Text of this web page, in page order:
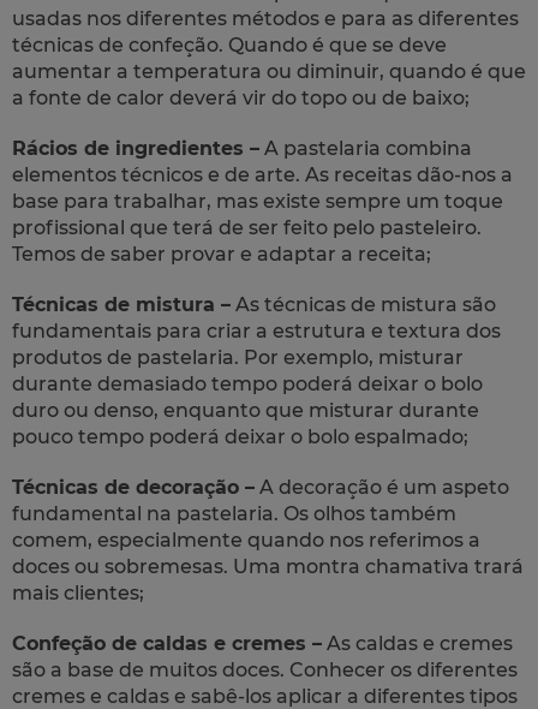
usadas nos diferentes métodos e para as diferentes
técnicas de confeção. Quando é que se deve
aumentar a temperatura ou diminuir, quando é que
a fonte de calor deverá vir do topo ou de baixo;
Rácios de ingredientes – A pastelaria combina
elementos técnicos e de arte. As receitas dão-nos a
base para trabalhar, mas existe sempre um toque
profissional que terá de ser feito pelo pasteleiro.
Temos de saber provar e adaptar a receita;
Técnicas de mistura – As técnicas de mistura são
fundamentais para criar a estrutura e textura dos
produtos de pastelaria. Por exemplo, misturar
durante demasiado tempo poderá deixar o bolo
duro ou denso, enquanto que misturar durante
pouco tempo poderá deixar o bolo espalmado;
Técnicas de decoração – A decoração é um aspeto
fundamental na pastelaria. Os olhos também
comem, especialmente quando nos referimos a
doces ou sobremesas. Uma montra chamativa trará
mais clientes;
Confeção de caldas e cremes – As caldas e cremes
são a base de muitos doces. Conhecer os diferentes
cremes e caldas e sabê-los aplicar a diferentes tipos